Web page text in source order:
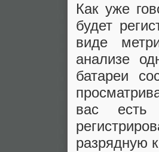
Как уже
будет
виде
анализе
батареи
вас есть
разрядную